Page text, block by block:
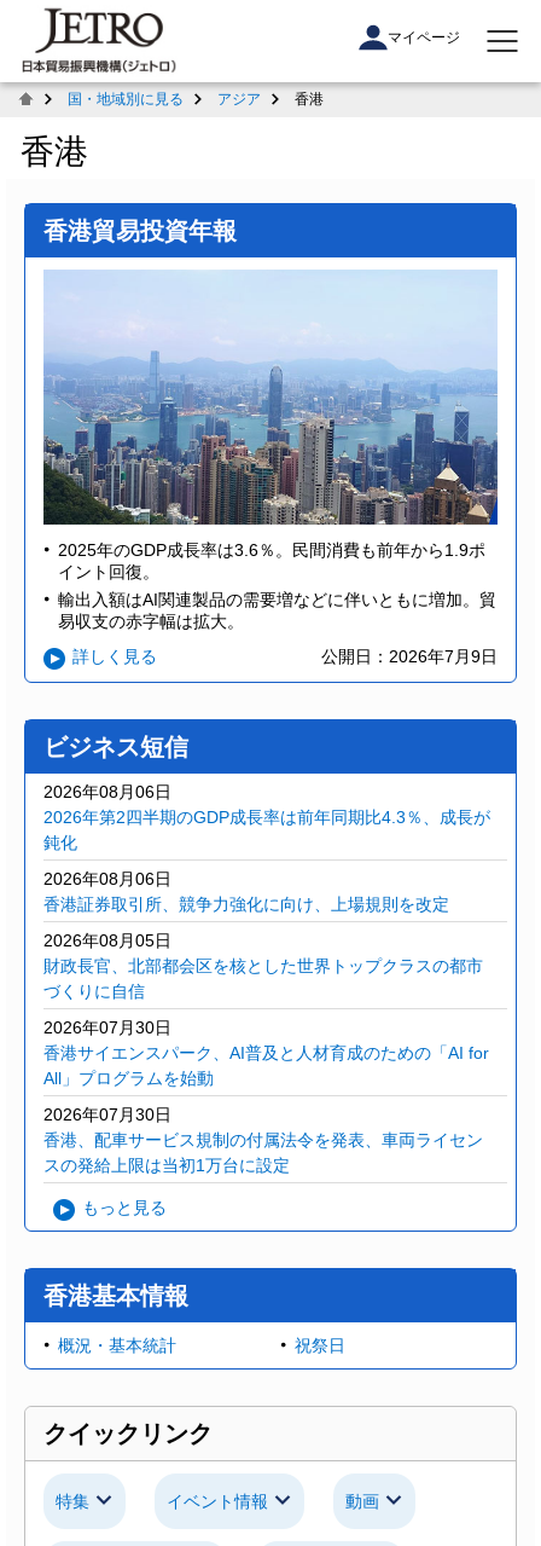
マイページ
国・地域別に見る アジア 香港
香港
香港貿易投資年報
2025年のGDP成長率は3.6％。民間消費も前年から1.9ポ
イント回復。
輸出入額はAI関連製品の需要増などに伴いともに増加。貿
易収支の赤字幅は拡大。
詳しく見る
公開日：2026年7月9日
ビジネス短信
2026年08月06日
2026年第2四半期のGDP成長率は前年同期比4.3％、成長が
鈍化
2026年08月06日
香港証券取引所、競争力強化に向け、上場規則を改定
2026年08月05日
財政長官、北部都会区を核とした世界トップクラスの都市
づくりに自信
2026年07月30日
香港サイエンスパーク、AI普及と人材育成のための「AI for
All」プログラムを始動
2026年07月30日
香港、配車サービス規制の付属法令を発表、車両ライセン
スの発給上限は当初1万台に設定
もっと見る
香港基本情報
概況・基本統計 祝祭日
クイックリンク
特集 イベント情報 動画